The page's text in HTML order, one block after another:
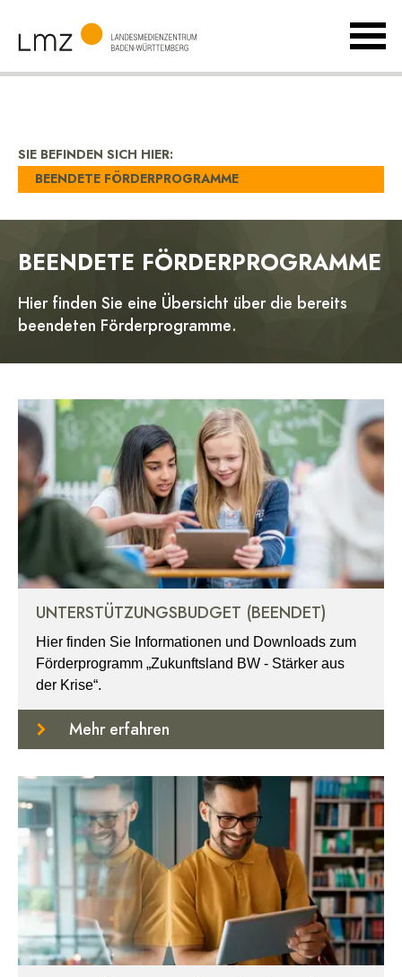
Baden-
SIE BEFINDEN SICH HIER:
BEENDETE FÖRDERPROGRAMME
BEENDETE FÖRDERPROGRAMME
Hier finden Sie eine Übersicht über die bereits
beendeten Förderprogramme.
UNTERSTÜTZUNGSBUDGET (BEENDET)
Hier finden Sie Informationen und Downloads zum
Förderprogramm „Zukunftsland BW - Stärker aus
der Krise“.
Mehr erfahren